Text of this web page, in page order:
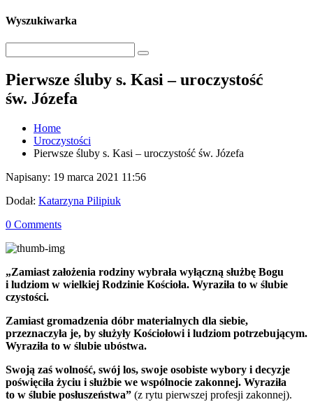
Wyszukiwarka
Pierwsze śluby s. Kasi – uroczystość
św. Józefa
Home
Uroczystości
Pierwsze śluby s. Kasi – uroczystość św. Józefa
Napisany: 19 marca 2021 11:56
Dodał: Katarzyna Pilipiuk
0 Comments
„Zamiast założenia rodziny wybrała wyłączną służbę Bogu
i ludziom w wielkiej Rodzinie Kościoła. Wyraziła to w ślubie
czystości.
Zamiast gromadzenia dóbr materialnych dla siebie,
przeznaczyła je, by służyły Kościołowi i ludziom potrzebującym.
Wyraziła to w ślubie ubóstwa.
Swoją zaś wolność, swój los, swoje osobiste wybory i decyzje
poświęciła życiu i służbie we wspólnocie zakonnej. Wyraziła
to w ślubie posłuszeństwa” (z rytu pierwszej profesji zakonnej).